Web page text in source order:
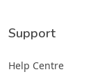
Support
Help Centre